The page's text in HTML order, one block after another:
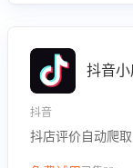
抖音
抖音
抖店评价自动爬